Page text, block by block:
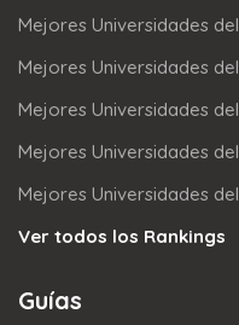
Mejores Universidades
Mejores Universidades
Mejores Universidades
Mejores Universidades
Mejores Universidades
Ver todos los Rankings
Guías